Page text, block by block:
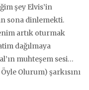
şey Elvis’in
sona dinlemekti.
artık oturmak
dağılmaya
muhteşem sesi…
Olurum) şarkısını